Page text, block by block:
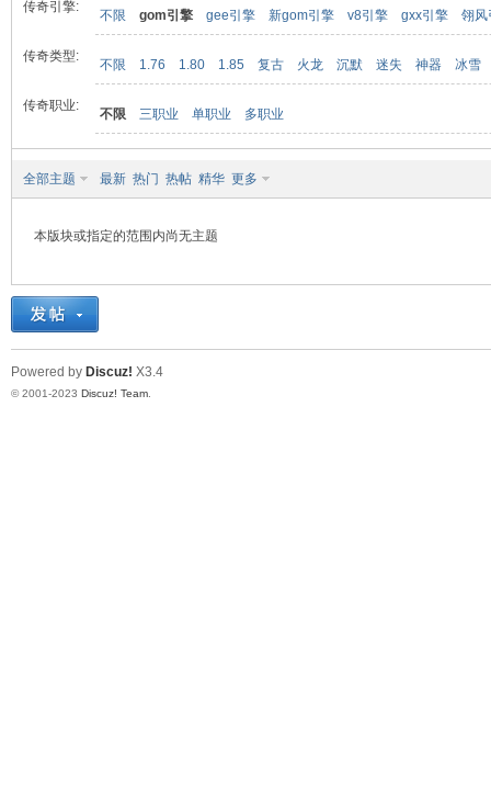
传奇引擎:
不限 gom引擎 gee引擎 新gom引擎 v8引擎 gxx引擎 翎风
传奇类型:
不限 1.76 1.80 1.85 复古 火龙 沉默 迷失 神器 冰雪
传奇职业:
不限 三职业 单职业 多职业
全部主题 最新 热门 热帖 精华 更多
本版块或指定的范围内尚无主题
Powered by Discuz! X3.4
© 2001-2023 Discuz! Team.